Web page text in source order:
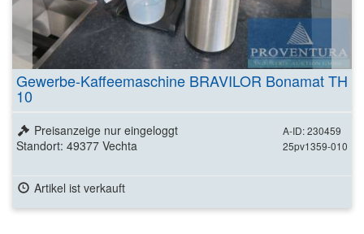
Gewerbe-Kaffeemaschine BRAVILOR Bonamat TH
10
A-ID: 230459
25pv1359-010
Preisanzeige nur eingeloggt
Standort: 49377 Vechta
Artikel ist verkauft